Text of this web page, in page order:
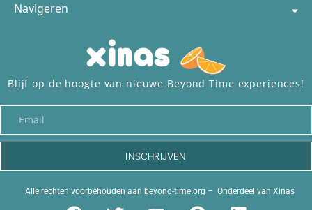
Navigeren
Blijf op de hoogte van nieuwe Beyond Time experiences!
INSCHRIJVEN
Alle rechten voorbehouden aan beyond-time.org – Onderdeel van Xinas